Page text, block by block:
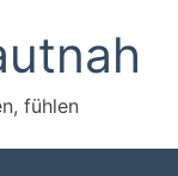
fühlen